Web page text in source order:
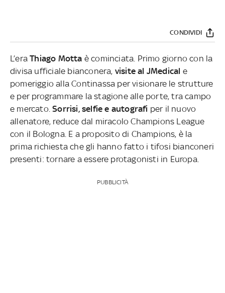
CONDIVIDI
L’eraThiago Motta è cominciata. Primo giorno con la
divisa ufficiale bianconera, visite al JMedical e
pomeriggio alla Continassa per visionare le strutture
e per programmare la stagione alle porte, tra campo
e mercato.Sorrisi, selfie e autografi per il nuovo
allenatore, reduce dal miracolo Champions League
con il Bologna. E a proposito di Champions, è la
prima richiesta che gli hanno fatto i tifosi bianconeri
presenti: tornare a essere protagonisti in Europa.
PUBBLICITÀ